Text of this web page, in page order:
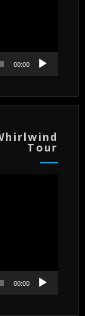
00:00
Tour
00:00